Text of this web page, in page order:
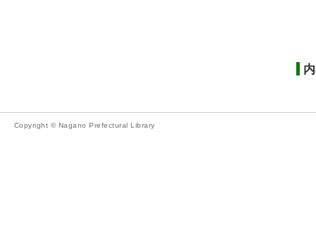
Copyright © Nagano Prefectural Library